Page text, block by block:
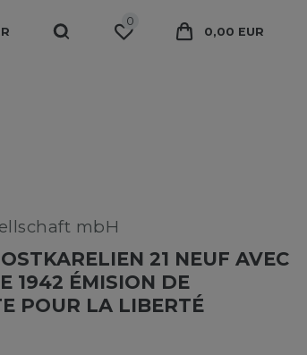
0
0,00 EUR
mbH
21 NEUF AVEC
1942 ÉMISION DE
POUR LA LIBERTÉ